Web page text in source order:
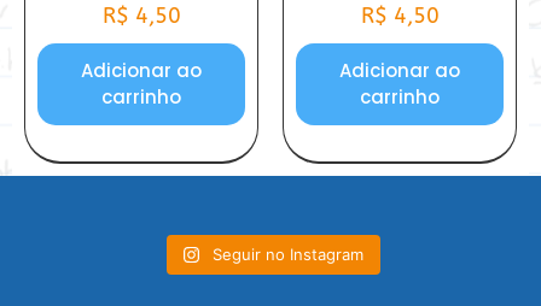
R$ 4,50
Adicionar ao
carrinho
R$ 4,50
Adicionar ao
carrinho
Seguir no Instagram